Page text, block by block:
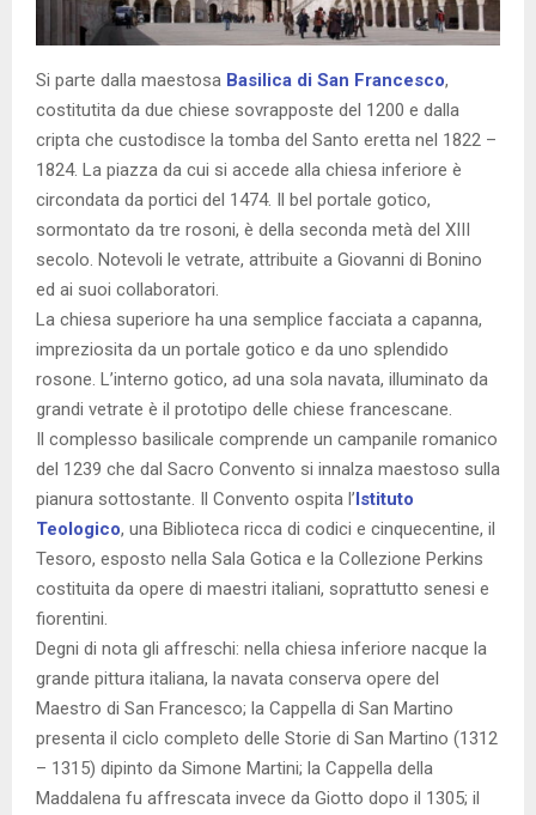
Si parte dalla maestosa Basilica di San Francesco,
costitutita da due chiese sovrapposte del 1200 e dalla
cripta che custodisce la tomba del Santo eretta nel 1822 –
1824. La piazza da cui si accede alla chiesa inferiore è
circondata da portici del 1474. Il bel portale gotico,
sormontato da tre rosoni, è della seconda metà del XIII
secolo. Notevoli le vetrate, attribuite a Giovanni di Bonino
ed ai suoi collaboratori.
La chiesa superiore ha una semplice facciata a capanna,
impreziosita da un portale gotico e da uno splendido
rosone. L’interno gotico, ad una sola navata, illuminato da
grandi vetrate è il prototipo delle chiese francescane.
Il complesso basilicale comprende un campanile romanico
del 1239 che dal Sacro Convento si innalza maestoso sulla
pianura sottostante. Il Convento ospita l’Istituto
Teologico, una Biblioteca ricca di codici e cinquecentine, il
Tesoro, esposto nella Sala Gotica e la Collezione Perkins
costituita da opere di maestri italiani, soprattutto senesi e
fiorentini.
Degni di nota gli affreschi: nella chiesa inferiore nacque la
grande pittura italiana, la navata conserva opere del
Maestro di San Francesco; la Cappella di San Martino
presenta il ciclo completo delle Storie di San Martino (1312
– 1315) dipinto da Simone Martini; la Cappella della
Maddalena fu affrescata invece da Giotto dopo il 1305; il